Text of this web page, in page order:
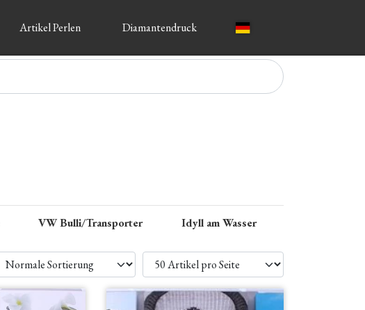
Artikel Perlen Diamantendruck
VW Bulli/Transporter Idyll am Wasser